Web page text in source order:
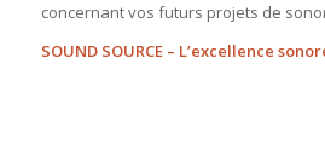
concernant vos futurs projets de
SOUND SOURCE – L’excellence